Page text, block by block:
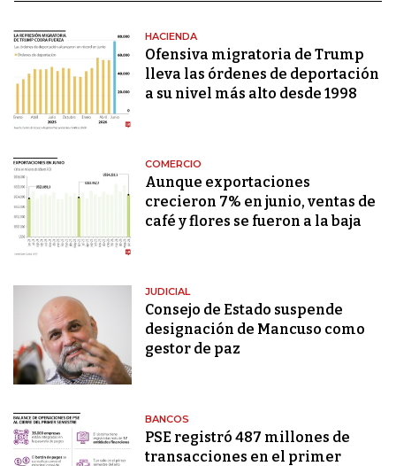
HACIENDA
Ofensiva migratoria de Trump
lleva las órdenes de deportación
a su nivel más alto desde 1998
COMERCIO
Aunque exportaciones
crecieron 7% en junio, ventas de
café y flores se fueron a la baja
JUDICIAL
Consejo de Estado suspende
designación de Mancuso como
gestor de paz
BANCOS
PSE registró 487 millones de
transacciones en el primer